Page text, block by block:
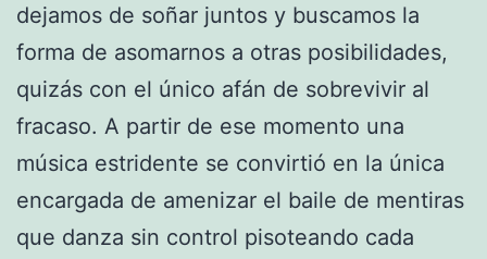
dejamos de soñar juntos y buscamos la
forma de asomarnos a otras posibilidades,
quizás con el único afán de sobrevivir al
fracaso. A partir de ese momento una
música estridente se convirtió en la única
encargada de amenizar el baile de mentiras
que danza sin control pisoteando cada